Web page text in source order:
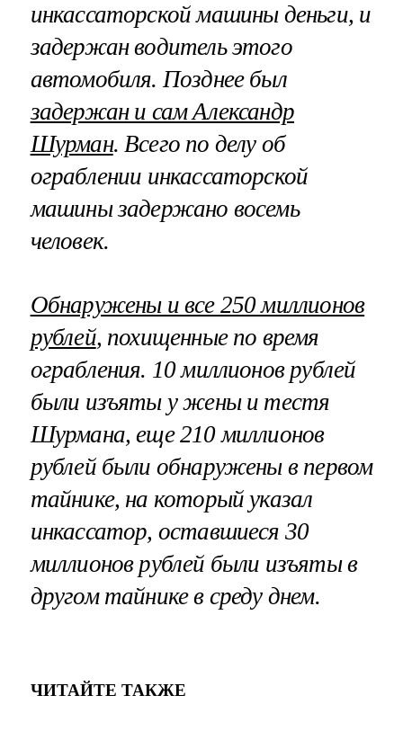
инкассаторской машины деньги, и
задержан водитель этого
автомобиля. Позднее был
задержан и сам Александр
Шурман. Всего по делу об
ограблении инкассаторской
машины задержано восемь
человек.
Обнаружены и все 250 миллионов
рублей, похищенные по время
ограбления. 10 миллионов рублей
были изъяты у жены и тестя
Шурмана, еще 210 миллионов
рублей были обнаружены в первом
тайнике, на который указал
инкассатор, оставшиеся 30
миллионов рублей были изъяты в
другом тайнике в среду днем.
ЧИТАЙТЕ ТАКЖЕ